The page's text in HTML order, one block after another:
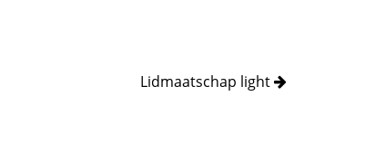
Lidmaatschap light